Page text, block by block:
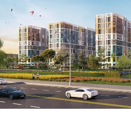
1 giờ để tới Thanh Hóa. Đặc
của tuyến đường sắt cao
bay thứ hai vùng Thủ đô,
trung tâm giao thương của
gia tăng thêm lợi thế kết
Nam.